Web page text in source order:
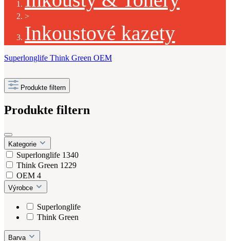
>
Inkoustové kazety
Superlonglife Think Green OEM
Produkte filtern
Produkte filtern
Kategorie
Superlonglife 1340
Think Green 1229
OEM 4
Výrobce
Superlonglife
Think Green
Barva